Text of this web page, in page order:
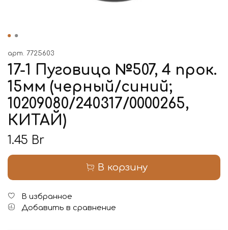
арт. 7725603
17-1 Пуговица №507, 4 прок.
15мм (черный/синий;
10209080/240317/0000265,
КИТАЙ)
1.45 Br
В корзину
В избранное
Добавить в сравнение